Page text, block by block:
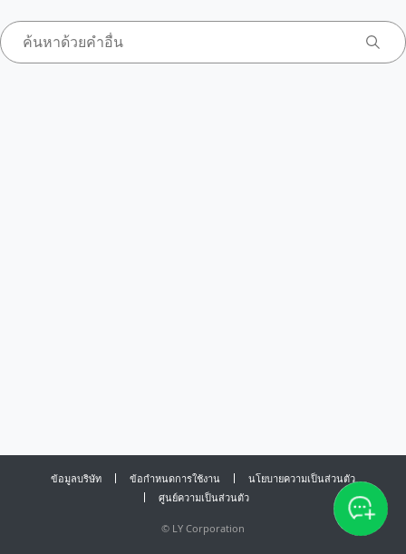
ข้อมูลบริษัท ข้อกำหนดการใช้งาน
นโยบายความเป็นส่วนตัว
ศูนย์ความเป็นส่วนตัว
© LY Corporation